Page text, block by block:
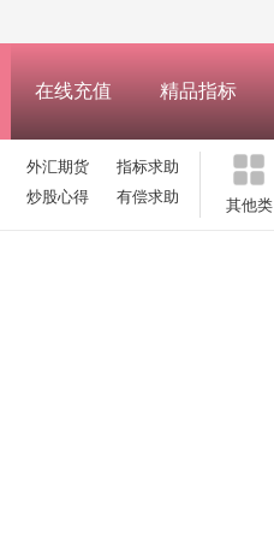
在线充值 精品指标
外汇期货
指标求助
炒股心得 有偿求助 其他类